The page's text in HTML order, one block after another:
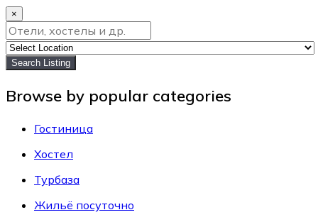
×
Search Listing
Browse by popular categories
Гостиница
Хостел
Турбаза
Жильё посуточно